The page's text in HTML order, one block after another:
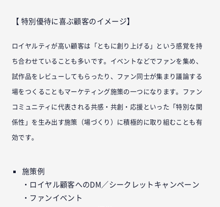
【 特別優待に喜ぶ顧客のイメージ】
ロイヤルティが高い顧客は「ともに創り上げる」という感覚を持
ち合わせていることも多いです。イベントなどでファンを集め、
試作品をレビューしてもらったり、ファン同士が集まり議論する
場をつくることもマーケティング施策の一つになります。ファン
コミュニティに代表される共感・共創・応援といった「特別な関
係性」を生み出す施策（場づくり）に積極的に取り組むことも有
効です。
施策例
・ロイヤル顧客へのDM／シークレットキャンペーン
・ファンイベント